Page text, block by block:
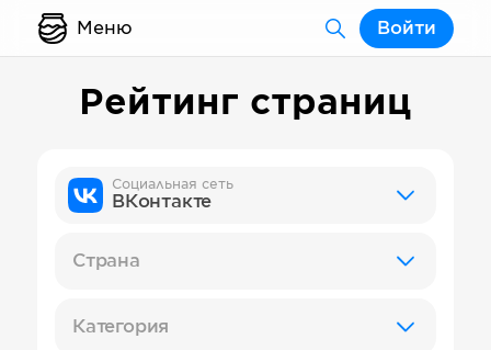
Меню Войти
Рейтинг страниц
Социальная сеть
ВКонтакте
Страна
Категория